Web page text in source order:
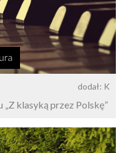
dodał: K
klasyką przez Polskę”